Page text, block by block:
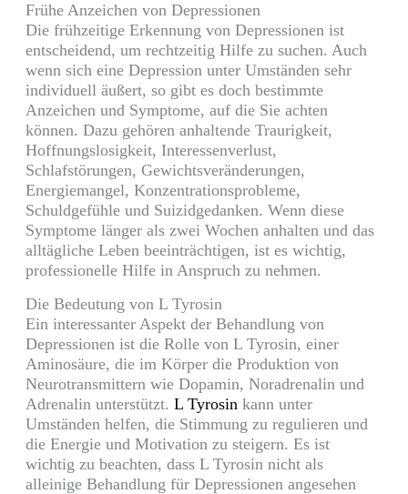
Frühe Anzeichen von Depressionen
Die frühzeitige Erkennung von Depressionen ist
entscheidend, um rechtzeitig Hilfe zu suchen. Auch
wenn sich eine Depression unter Umständen sehr
individuell äußert, so gibt es doch bestimmte
Anzeichen und Symptome, auf die Sie achten
können. Dazu gehören anhaltende Traurigkeit,
Hoffnungslosigkeit, Interessenverlust,
Schlafstörungen, Gewichtsveränderungen,
Energiemangel, Konzentrationsprobleme,
Schuldgefühle und Suizidgedanken. Wenn diese
Symptome länger als zwei Wochen anhalten und das
alltägliche Leben beeinträchtigen, ist es wichtig,
professionelle Hilfe in Anspruch zu nehmen.
Die Bedeutung von L Tyrosin
Ein interessanter Aspekt der Behandlung von
Depressionen ist die Rolle von L Tyrosin, einer
Aminosäure, die im Körper die Produktion von
Neurotransmittern wie Dopamin, Noradrenalin und
Adrenalin unterstützt.L Tyrosin kann unter
Umständen helfen, die Stimmung zu regulieren und
die Energie und Motivation zu steigern. Es ist
wichtig zu beachten, dass L Tyrosin nicht als
alleinige Behandlung für Depressionen angesehen